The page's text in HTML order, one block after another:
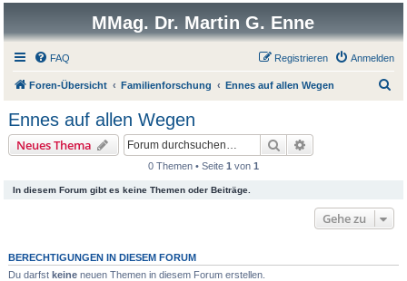
MMag. Dr. Martin G. Enne
FAQ Anmelden
Registrieren
Foren-Übersicht Familienforschung Ennes auf allen Wegen
Ennes auf allen Wegen
Neues Thema Suche
0 Themen • Seite 1 von 1
In diesem Forum gibt es keine Themen oder Beiträge.
Gehe zu
BERECHTIGUNGEN IN DIESEM FORUM
Du darfstkeine neuen Themen in diesem Forum erstellen.